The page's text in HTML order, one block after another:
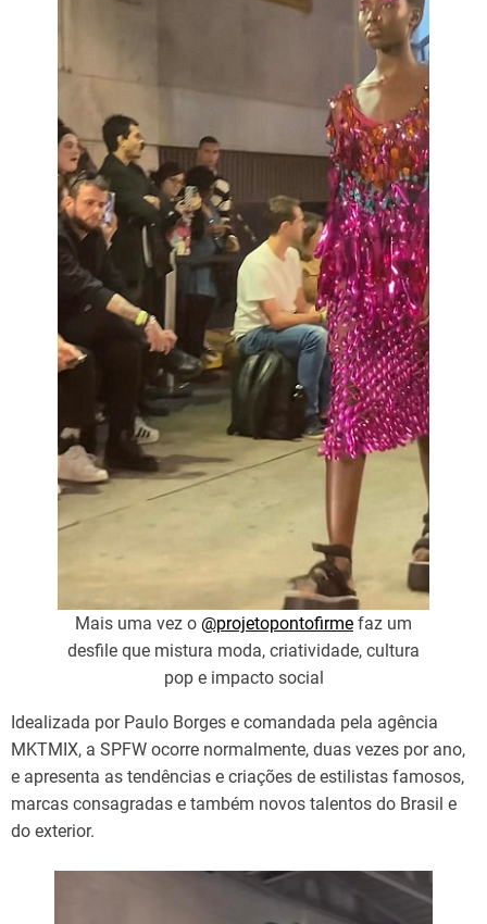
Mais uma vez o @projetopontofirme faz um
desfile que mistura moda, criatividade, cultura
pop e impacto social
Idealizada por Paulo Borges e comandada pela agência
MKTMIX, a SPFW ocorre normalmente, duas vezes por ano,
e apresenta as tendências e criações de estilistas famosos,
marcas consagradas e também novos talentos do Brasil e
do exterior.